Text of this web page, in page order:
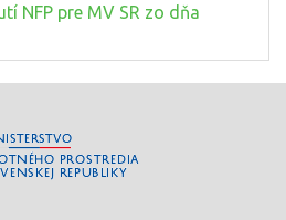
NFP pre MV SR zo dňa